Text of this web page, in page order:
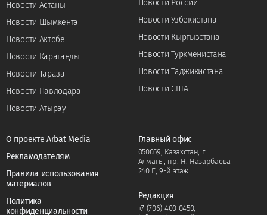
Новости Астаны
Новости Шымкента
Новости Актобе
Новости Караганды
Новости Тараза
Новости Павлодара
Новости Атырау
Новости России
Новости Узбекистана
Новости Кыргызстана
Новости Туркменистана
Новости Таджикистана
Новости США
О проекте Arbat Media
Рекламодателям
Правила использования
материалов
Политика
конфиденциальности
Главный офис
050059, Казахстан, г.
Алматы, пр. Н. Назарбаева
240 Г, 9-й этаж.
Редакция
+7 (706) 400 0450,